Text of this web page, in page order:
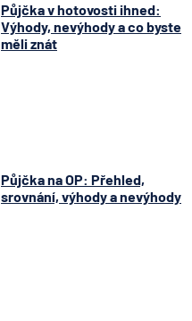
Půjčka v hotovosti ihned:
Výhody, nevýhody a co byste
měli znát
Půjčka na OP: Přehled,
srovnání, výhody a nevýhody